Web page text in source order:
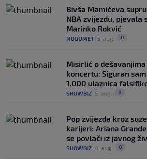
Bivša Mamićeva
NBA zvijezdu, pjevala
Marinko Rokvić
NOGOMET 5. aug. 0
Misirlić o
koncertu: Siguran
1.000 ulaznica
SHOWBIZ 5. aug. 0
Pop zvijezda kroz
karijeri: Ariana
se povlači iz javnog
SHOWBIZ 4. aug. 0